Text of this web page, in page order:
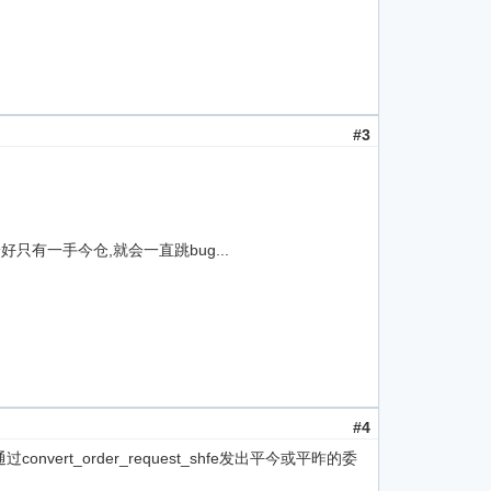
#3
只有一手今仓,就会一直跳bug...
#4
convert_order_request_shfe发出平今或平昨的委